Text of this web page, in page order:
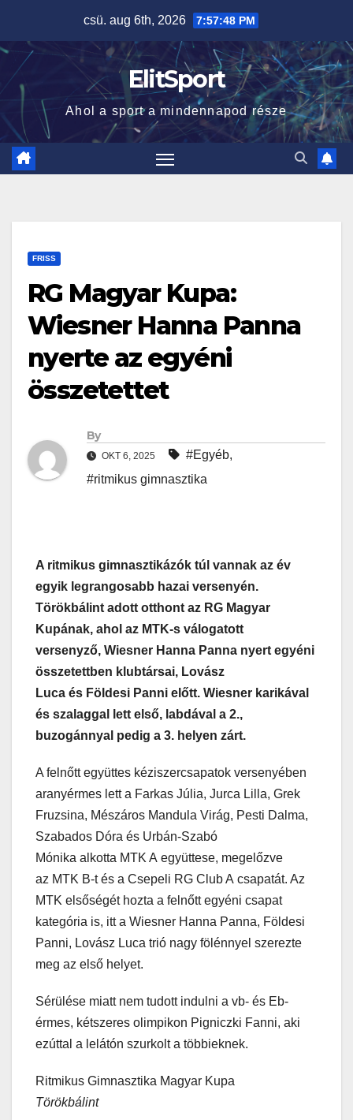
content
csü. aug 6th, 2026 7:57:48 PM
ElitSport
Ahol a sport a mindennapod része
FRISS
RG Magyar Kupa:
Wiesner Hanna Panna
nyerte az egyéni
összetettet
By
OKT 6, 2025 #Egyéb,
#ritmikus gimnasztika
A ritmikus gimnasztikázók túl vannak az év
egyik legrangosabb hazai versenyén.
Törökbálint adott otthont az RG Magyar
Kupának, ahol az MTK-s válogatott
versenyző, Wiesner Hanna Panna nyert egyéni
összetettben klubtársai, Lovász
Luca és Földesi Panni előtt. Wiesner karikával
és szalaggal lett első, labdával a 2.,
buzogánnyal pedig a 3. helyen zárt.
A felnőtt együttes kéziszercsapatok versenyében
aranyérmes lett a Farkas Júlia, Jurca Lilla, Grek
Fruzsina, Mészáros Mandula Virág, Pesti Dalma,
Szabados Dóra és Urbán-Szabó
Mónika alkotta MTK A együttese, megelőzve
az MTK B-t és a Csepeli RG Club A csapatát. Az
MTK elsőségét hozta a felnőtt egyéni csapat
kategória is, itt a Wiesner Hanna Panna, Földesi
Panni, Lovász Luca trió nagy fölénnyel szerezte
meg az első helyet.
Sérülése miatt nem tudott indulni a vb- és Eb-
érmes, kétszeres olimpikon Pigniczki Fanni, aki
ezúttal a lelátón szurkolt a többieknek.
Ritmikus Gimnasztika Magyar Kupa
Törökbálint